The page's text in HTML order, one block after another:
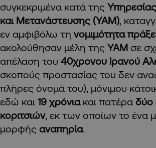
συγκεκριμένα κατά της
και Μετανάστευσης (ΥΑΜ),
εν αμφιβόλω τη νομιμότητα
ακολούθησαν μέλη της ΥΑΜ σε
απέλαση του 40χρονου Ιρανού
σκοπούς προστασίας του δεν
πλήρες όνομά του), μόνιμου
εδώ και 19 χρόνιακαι πατέρα δύο
κοριτσιών, εκ των οποίων το ένα
μορφής αναπηρία.